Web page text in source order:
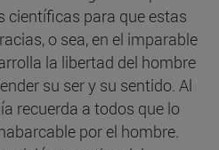
científicas para que estas
o sea, en el imparable
la libertad del hombre
su ser y su sentido. Al
recuerda a todos que lo
por el hombre.